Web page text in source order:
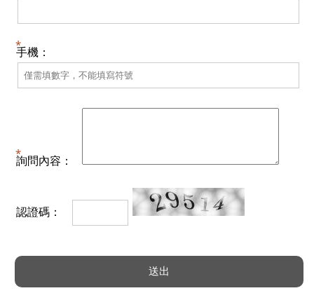
手機：
詢問內容：
認證碼：